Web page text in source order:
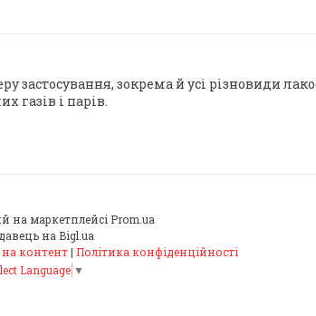
застосування, зокрема й усі різновиди
газів і парів.
на маркетплейсі Prom.ua
на Bigl.ua
контент| Політика конфіденційності
Language ▼